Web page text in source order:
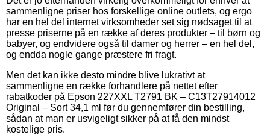
sammenligne priser hos forskellige online outlets, og ergo
har en hel del internet virksomheder set sig nødsaget til at
presse priserne på en række af deres produkter – til børn og
babyer, og endvidere også til damer og herrer – en hel del,
og endda nogle gange præstere fri fragt.
Men det kan ikke desto mindre blive lukrativt at
sammenligne en række forhandlere på nettet efter
rabatkoder på Epson 227XXL T2791 BK – C13T27914012
Original – Sort 34,1 ml før du gennemfører din bestilling,
sådan at man er usvigeligt sikker på at få den mindst
kostelige pris.